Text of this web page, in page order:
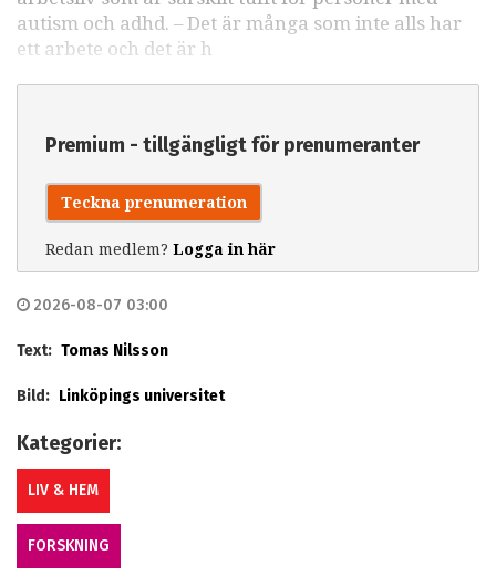
autism och adhd. – Det är många som inte alls har
ett arbete och det är h
Premium - tillgängligt för prenumeranter
Teckna prenumeration
Redan medlem? Logga in här
2026-08-07 03:00
Text: Tomas Nilsson
Bild: Linköpings universitet
Kategorier:
LIV & HEM
FORSKNING